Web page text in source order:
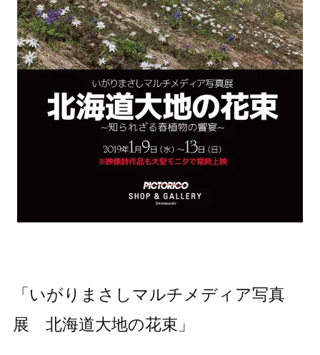
「いがりまさしマルチメディア写真
展 北海道大地の花束」